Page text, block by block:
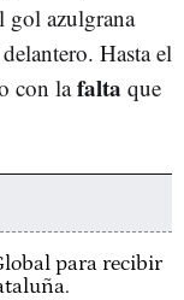
gol azulgrana
Hasta el
con lafalta que
para recibir